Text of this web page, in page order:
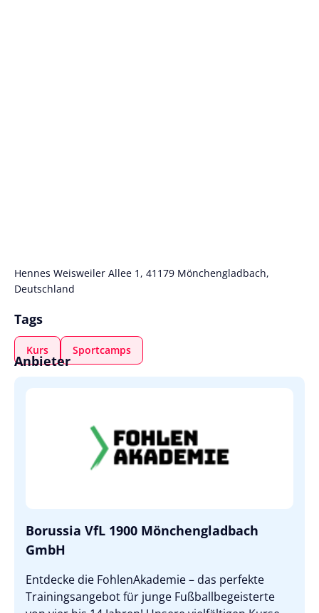
Hennes Weisweiler Allee 1, 41179 Mönchengladbach,
Deutschland
Tags
Kurs Sportcamps
Anbieter
Borussia VfL 1900 Mönchengladbach
GmbH
Entdecke die FohlenAkademie – das perfekte
Trainingsangebot für junge Fußballbegeisterte